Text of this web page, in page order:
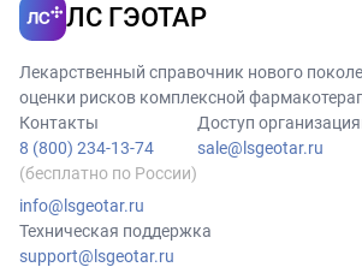
ЛС ГЭОТАР
Лекарственный справочник нового
оценки рисков комплексной
Контакты
8 (800) 234-13-74
(бесплатно по России)
info@lsgeotar.ru
Доступ
sale@lsgeotar.ru
Техническая поддержка
support@lsgeotar.ru